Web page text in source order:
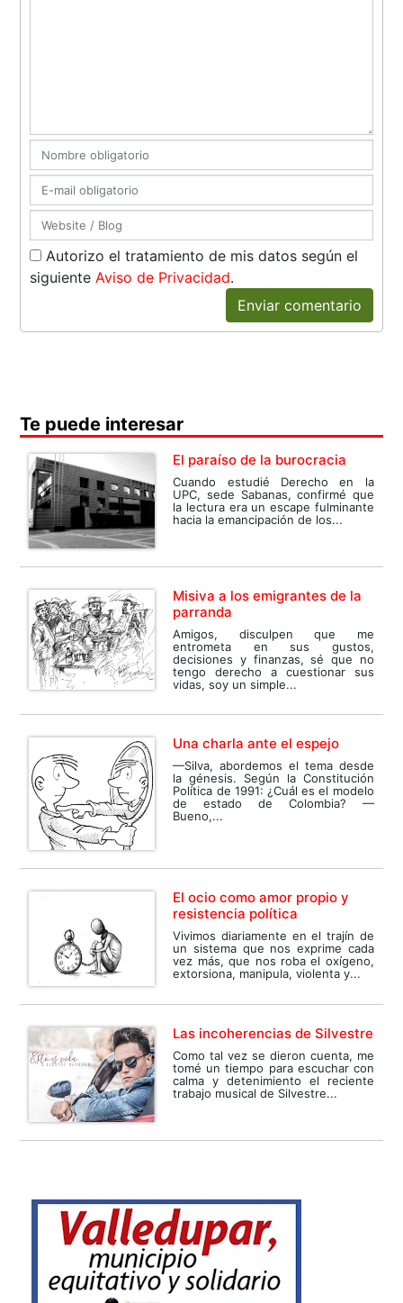
Autorizo el tratamiento de mis datos según el
siguienteAviso de Privacidad.
Enviar comentario
Te puede interesar
El paraíso de la burocracia
Cuando estudié Derecho en la
UPC, sede Sabanas, confirmé que
la lectura era un escape fulminante
hacia la emancipación de los...
Misiva a los emigrantes de la
parranda
Amigos, disculpen que me
entrometa en sus gustos,
decisiones y finanzas, sé que no
tengo derecho a cuestionar sus
vidas, soy un simple...
Una charla ante el espejo
—Silva, abordemos el tema desde
la génesis. Según la Constitución
Política de 1991: ¿Cuál es el modelo
de estado de Colombia? —
Bueno,...
El ocio como amor propio y
resistencia política
Vivimos diariamente en el trajín de
un sistema que nos exprime cada
vez más, que nos roba el oxígeno,
extorsiona, manipula, violenta y...
Las incoherencias de Silvestre
Como tal vez se dieron cuenta, me
tomé un tiempo para escuchar con
calma y detenimiento el reciente
trabajo musical de Silvestre...